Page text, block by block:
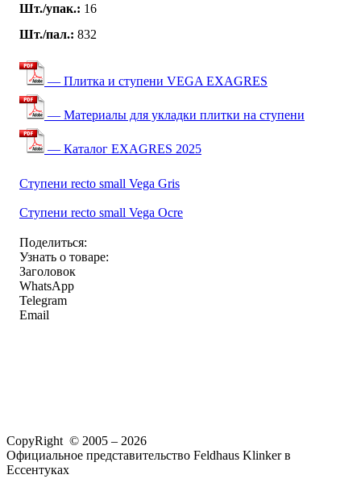
Шт./упак.: 16
Шт./пал.: 832
— Плитка и ступени VEGA EXAGRES
— Материалы для укладки плитки на ступени
— Каталог EXAGRES 2025
Ступени recto small Vega Gris
Ступени recto small Vega Ocre
Поделиться:
Узнать о товаре:
Заголовок
WhatsApp
Telegram
Email
CopyRight © 2005 – 2026
Официальное представительство Feldhaus Klinker в
Ессентуках